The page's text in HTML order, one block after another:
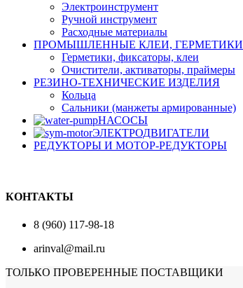
Электроинструмент
Ручной инструмент
Расходные материалы
ПРОМЫШЛЕННЫЕ КЛЕИ, ГЕРМЕТИКИ
Герметики, фиксаторы, клеи
Очистители, активаторы, праймеры
РЕЗИНО-ТЕХНИЧЕСКИЕ ИЗДЕЛИЯ
Кольца
Сальники (манжеты армированные)
НАСОСЫ
ЭЛЕКТРОДВИГАТЕЛИ
РЕДУКТОРЫ И МОТОР-РЕДУКТОРЫ
КОНТАКТЫ
8 (960) 117-98-18
arinval@mail.ru
ТОЛЬКО ПРОВЕРЕННЫЕ ПОСТАВЩИКИ